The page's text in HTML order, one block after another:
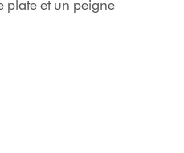
plate et un peigne